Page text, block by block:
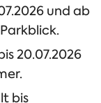
und ab
20.07.2026
bis